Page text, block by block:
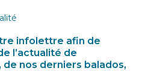
infolettre afin de
l’actualité de
de nos derniers balados,